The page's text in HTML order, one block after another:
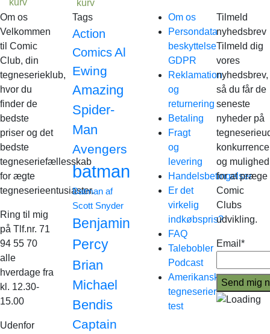
kurv
kurv
Om os
Velkommen
til Comic
Club, din
tegneserieklub,
hvor du
finder de
bedste
priser og det
bedste
tegneseriefællesskab
for ægte
tegneserieentusiaster.
Ring til mig
på Tlf.nr. 71
94 55 70
alle
hverdage fra
kl. 12.30-
15.00
Udenfor
Tags
Action
Comics Al
Ewing
Amazing
Spider-
Man
Avengers
batman
Batman af
Scott Snyder
Benjamin
Percy
Brian
Michael
Bendis
Captain
Om os
Persondata
beskyttelse
GDPR
Reklamation
og
returnering
Betaling
Fragt
og
levering
Handelsbetingelser
Er det
virkelig
indkøbspris?
FAQ
Talebobler
Podcast
Amerikanske
tegneserier
test
Tilmeld
nyhedsbrev
Tilmeld dig
vores
nyhedsbrev,
så du får de
seneste
nyheder på
og mulighed
for at præge
Comic
Clubs
udvikling.
Email*